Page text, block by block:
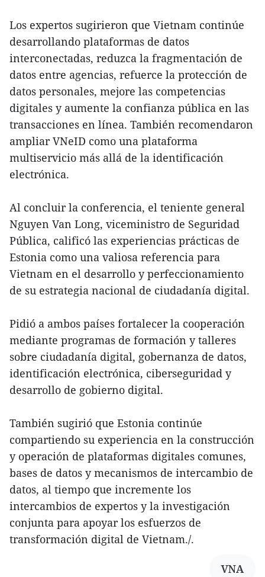
Los expertos sugirieron que Vietnam continúe
desarrollando plataformas de datos
interconectadas, reduzca la fragmentación de
datos entre agencias, refuerce la protección de
datos personales, mejore las competencias
digitales y aumente la confianza pública en las
transacciones en línea. También recomendaron
ampliar VNeID como una plataforma
multiservicio más allá de la identificación
electrónica.
Al concluir la conferencia, el teniente general
Nguyen Van Long, viceministro de Seguridad
Pública, calificó las experiencias prácticas de
Estonia como una valiosa referencia para
Vietnam en el desarrollo y perfeccionamiento
de su estrategia nacional de ciudadanía digital.
Pidió a ambos países fortalecer la cooperación
mediante programas de formación y talleres
sobre ciudadanía digital, gobernanza de datos,
identificación electrónica, ciberseguridad y
desarrollo de gobierno digital.
También sugirió que Estonia continúe
compartiendo su experiencia en la construcción
y operación de plataformas digitales comunes,
bases de datos y mecanismos de intercambio de
datos, al tiempo que incremente los
intercambios de expertos y la investigación
conjunta para apoyar los esfuerzos de
transformación digital de Vietnam./.
VNA